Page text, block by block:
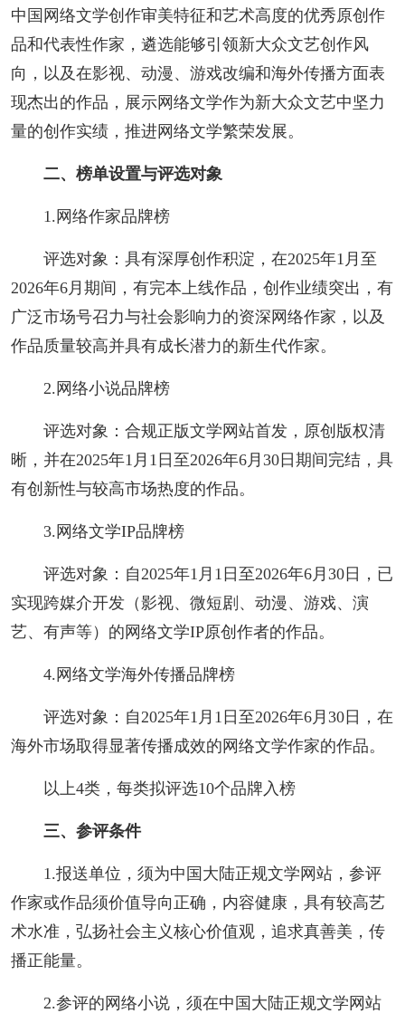
四川文学 星星诗刊 当代文坛 四川作家报
公告公示
公告公示 讣告 征稿启事
人事考试
专题专栏
中国网络文学创作审美特征和艺术高度的优秀原创作
品和代表性作家，遴选能够引领新大众文艺创作风
向，以及在影视、动漫、游戏改编和海外传播方面表
现杰出的作品，展示网络文学作为新大众文艺中坚力
量的创作实绩，推进网络文学繁荣发展。
二、榜单设置与评选对象
1.网络作家品牌榜
评选对象：具有深厚创作积淀，在2025年1月至
2026年6月期间，有完本上线作品，创作业绩突出，有
广泛市场号召力与社会影响力的资深网络作家，以及
作品质量较高并具有成长潜力的新生代作家。
2.网络小说品牌榜
评选对象：合规正版文学网站首发，原创版权清
晰，并在2025年1月1日至2026年6月30日期间完结，具
有创新性与较高市场热度的作品。
3.网络文学IP品牌榜
评选对象：自2025年1月1日至2026年6月30日，已
实现跨媒介开发（影视、微短剧、动漫、游戏、演
艺、有声等）的网络文学IP原创作者的作品。
4.网络文学海外传播品牌榜
评选对象：自2025年1月1日至2026年6月30日，在
海外市场取得显著传播成效的网络文学作家的作品。
以上4类，每类拟评选10个品牌入榜
三、参评条件
1.报送单位，须为中国大陆正规文学网站，参评
作家或作品须价值导向正确，内容健康，具有较高艺
术水准，弘扬社会主义核心价值观，追求真善美，传
播正能量。
2.参评的网络小说，须在中国大陆正规文学网站